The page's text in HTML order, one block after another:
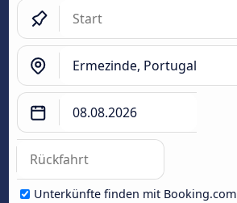
Unterkünfte finden mit Booking.com